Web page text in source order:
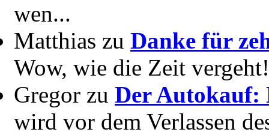
wen...
Matthias zu Danke für
Wow, wie die Zeit
Gregor zu Der Autokauf:
wird vor dem Verlassen